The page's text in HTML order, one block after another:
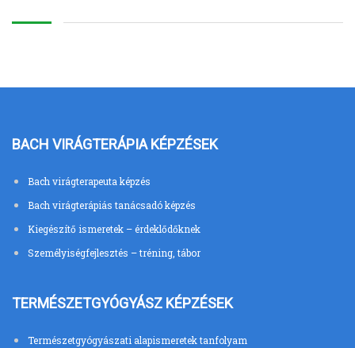
BACH VIRÁGTERÁPIA KÉPZÉSEK
Bach virágterapeuta képzés
Bach virágterápiás tanácsadó képzés
Kiegészítő ismeretek – érdeklődőknek
Személyiségfejlesztés – tréning, tábor
TERMÉSZETGYÓGYÁSZ KÉPZÉSEK
Természetgyógyászati alapismeretek tanfolyam